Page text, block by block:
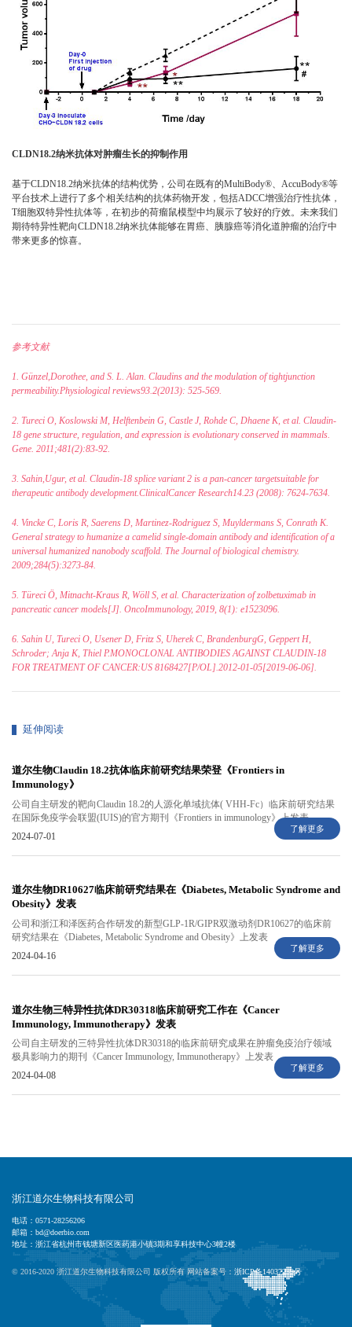
CLDN18.2纳米抗体对肿瘤生长的抑制作用
基于CLDN18.2纳米抗体的结构优势，公司在既有的MultiBody®、AccuBody®等
平台技术上进行了多个相关结构的抗体药物开发，包括ADCC增强治疗性抗体，
T细胞双特异性抗体等，在初步的荷瘤鼠模型中均展示了较好的疗效。未来我们
期待特异性靶向CLDN18.2纳米抗体能够在胃癌、胰腺癌等消化道肿瘤的治疗中
带来更多的惊喜。
参考文献
1. Günzel,Dorothee, and S. L. Alan. Claudins and the modulation of tightjunction
permeability.Physiological reviews93.2(2013): 525-569.
2. Tureci O, Koslowski M, Helftenbein G, Castle J, Rohde C, Dhaene K, et al. Claudin-
18 gene structure, regulation, and expression is evolutionary conserved in mammals.
Gene. 2011;481(2):83-92.
3. Sahin,Ugur, et al. Claudin-18 splice variant 2 is a pan-cancer targetsuitable for
therapeutic antibody development.ClinicalCancer Research14.23 (2008): 7624-7634.
4. Vincke C, Loris R, Saerens D, Martinez-Rodriguez S, Muyldermans S, Conrath K.
General strategy to humanize a camelid single-domain antibody and identification of a
universal humanized nanobody scaffold. The Journal of biological chemistry.
2009;284(5):3273-84.
5. Türeci Ӧ, Mitnacht-Kraus R, Wöll S, et al. Characterization of zolbetuximab in
pancreatic cancer models[J]. OncoImmunology, 2019, 8(1): e1523096.
6. Sahin U, Tureci O, Usener D, Fritz S, Uherek C, BrandenburgG, Geppert H,
Schroder; Anja K, Thiel P.MONOCLONAL ANTIBODIES AGAINST CLAUDIN-18
FOR TREATMENT OF CANCER:US 8168427[P/OL].2012-01-05[2019-06-06].
延伸阅读
道尔生物Claudin 18.2抗体临床前研究结果荣登《Frontiers in
Immunology》
公司自主研发的靶向Claudin 18.2的人源化单域抗体( VHH-Fc）临床前研究结果
在国际免疫学会联盟(IUIS)的官方期刊《Frontiers in immunology》上发表
2024-07-01
了解更多
道尔生物DR10627临床前研究结果在《Diabetes, Metabolic Syndrome and
Obesity》发表
公司和浙江和泽医药合作研发的新型GLP-1R/GIPR双激动剂DR10627的临床前
研究结果在《Diabetes, Metabolic Syndrome and Obesity》上发表
2024-04-16
了解更多
道尔生物三特异性抗体DR30318临床前研究工作在《Cancer
Immunology, Immunotherapy》发表
公司自主研发的三特异性抗体DR30318的临床前研究成果在肿瘤免疫治疗领域
极具影响力的期刊《Cancer Immunology, Immunotherapy》上发表
2024-04-08
了解更多
浙江道尔生物科技有限公司
电话：0571-28256206
邮箱：bd@doerbio.com
地址：浙江省杭州市钱塘新区医药港小镇3期和享科技中心3幢2楼
© 2016-2020 浙江道尔生物科技有限公司 版权所有 网站备案号： 浙ICP备14037239号